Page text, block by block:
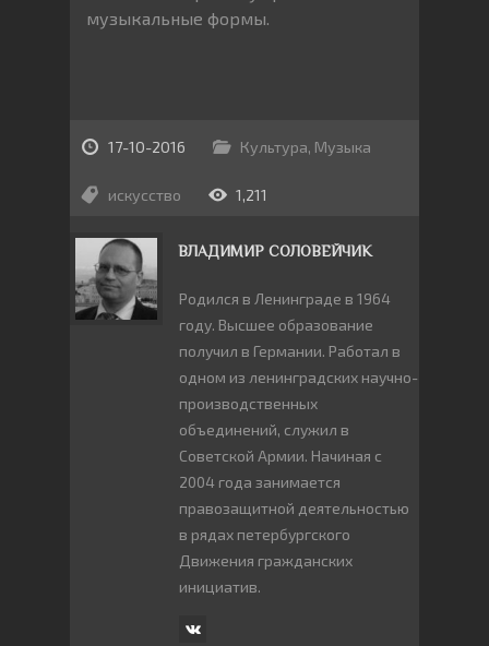
музыкальные формы.
17-10-2016 Культура, Музыка
искусство 1,211
ВЛАДИМИР СОЛОВЕЙЧИК
Родился в Ленинграде в 1964
году. Высшее образование
получил в Германии. Работал в
одном из ленинградских научно-
производственных
объединений, служил в
Советской Армии. Начиная с
2004 года занимается
правозащитной деятельностью
в рядах петербургского
Движения гражданских
инициатив.